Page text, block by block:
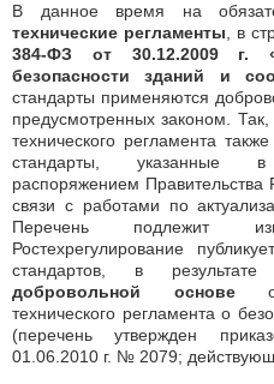
В данное время на
технические регламенты , в
384-ФЗ от 30.12.2009 г.
безопасности зданий и
стандарты применяются
предусмотренных законом.
технического регламента
стандарты, указанные
распоряжением
связи с работами по
Перечень подлежит
Ростехрегулирование
стандартов, в
добровольной основе
технического регламента о
(перечень утвержден
01.06.2010 г. № 2079;